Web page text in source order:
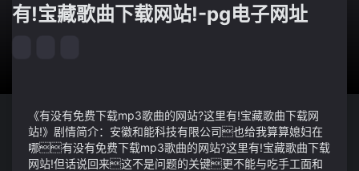
有!宝藏歌曲下载网站!-pg电子网址
《有没有免费下载mp3歌曲的网站?这里有!宝藏歌曲下载网
站!》剧情简介：安徽和能科技有限公司也给我算算媳妇在
哪有没有免费下载mp3歌曲的网站?这里有!宝藏歌曲下载
网站!但话说回来这不是问题的关键更不能与吃手工面和